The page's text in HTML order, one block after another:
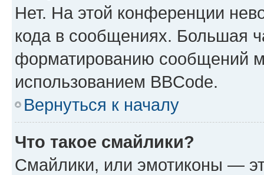
Нет. На этой конференции
кода в сообщениях. Большая
форматированию сообщений
использованием BBCode.
Вернуться к началу
Что такое смайлики?
Смайлики, или эмотиконы —